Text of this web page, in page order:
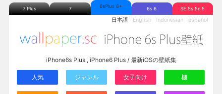
7 Plus 7 6sPlus 6+ 6s 6 SE 5s 5c 5
日本語 English Indonesian español
iPhone6s Plus , iPhone6 Plus / 最新iOSの壁紙集
人気 ジャンル 女子向け 棚